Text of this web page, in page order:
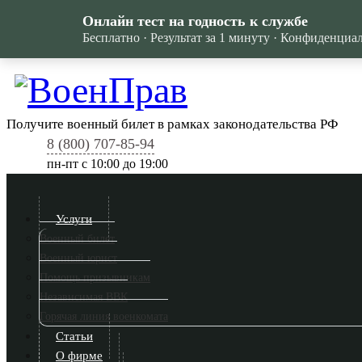
Получите военный билет в рамках законодательства РФ
8 (800) 707-85-94
пн-пт c 10:00 до 19:00
Услуги
Военный билет
Военный юрист
Помощь призывникам
Независимая ВВК
Горячая линия военкомата
Статьи
О фирме
Онлайн тест на годность к службе
Бесплатно · Результат за 1 минуту ·